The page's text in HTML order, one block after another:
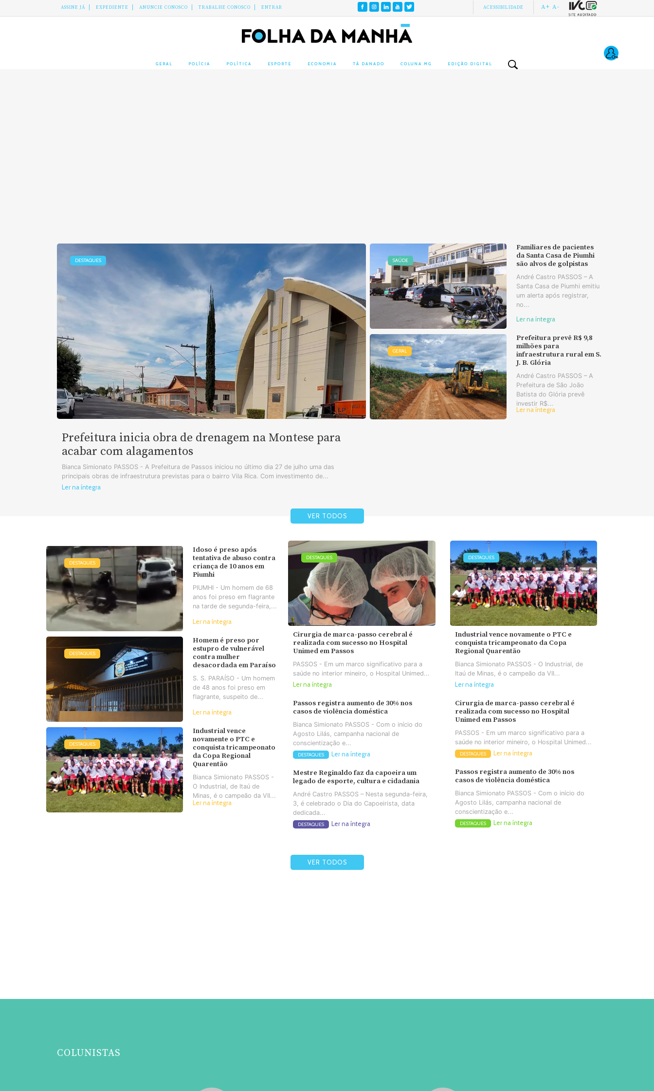
ASSINE JÁ EXPEDIENTE ANUNCIE CONOSCO TRABALHE CONOSCO ENTRAR ACESSIBILIDADE A+ A-
GERAL POLÍCIA POLÍTICA ESPORTE ECONOMIA TÁ DANADO COLUNA MG EDIÇÃO DIGITAL
DESTAQUES
Prefeitura inicia obra de drenagem na Montese para
acabar com alagamentos
Bianca Simionato PASSOS - A Prefeitura de Passos iniciou no último dia 27 de julho uma das
principais obras de infraestrutura previstas para o bairro Vila Rica. Com investimento de...
Ler na íntegra
SAÚDE
Familiares de pacientes
da Santa Casa de Piumhi
são alvos de golpistas
André Castro PASSOS – A
Santa Casa de Piumhi emitiu
um alerta após registrar,
no...
Ler na íntegra
GERAL
Prefeitura prevê R$ 9,8
milhões para
infraestrutura rural em S.
J. B. Glória
André Castro PASSOS – A
Prefeitura de São João
Batista do Glória prevê
investir R$...
Ler na íntegra
VER TODOS
DESTAQUES
Idoso é preso após
tentativa de abuso contra
criança de 10 anos em
Piumhi
PIUMHI - Um homem de 68
anos foi preso em flagrante
na tarde de segunda-feira,...
Ler na íntegra
DESTAQUES
Homem é preso por
estupro de vulnerável
contra mulher
desacordada em Paraíso
S. S. PARAÍSO - Um homem
de 48 anos foi preso em
flagrante, suspeito de...
Ler na íntegra
DESTAQUES
Industrial vence
novamente o PTC e
conquista tricampeonato
da Copa Regional
Quarentão
Bianca Simionato PASSOS -
O Industrial, de Itaú de
Minas, é o campeão da VII...
Ler na íntegra
DESTAQUES
Cirurgia de marca-passo cerebral é
realizada com sucesso no Hospital
Unimed em Passos
PASSOS - Em um marco significativo para a
saúde no interior mineiro, o Hospital Unimed...
Ler na íntegra
Passos registra aumento de 30% nos
casos de violência doméstica
Bianca Simionato PASSOS - Com o início do
Agosto Lilás, campanha nacional de
conscientização e...
DESTAQUES Ler na íntegra
Mestre Reginaldo faz da capoeira um
legado de esporte, cultura e cidadania
André Castro PASSOS – Nesta segunda-feira,
3, é celebrado o Dia do Capoeirista, data
dedicada...
DESTAQUES Ler na íntegra
DESTAQUES
Industrial vence novamente o PTC e
conquista tricampeonato da Copa
Regional Quarentão
Bianca Simionato PASSOS - O Industrial, de
Itaú de Minas, é o campeão da VII...
Ler na íntegra
Cirurgia de marca-passo cerebral é
realizada com sucesso no Hospital
Unimed em Passos
PASSOS - Em um marco significativo para a
saúde no interior mineiro, o Hospital Unimed...
DESTAQUES Ler na íntegra
Passos registra aumento de 30% nos
casos de violência doméstica
Bianca Simionato PASSOS - Com o início do
Agosto Lilás, campanha nacional de
conscientização e...
DESTAQUES Ler na íntegra
VER TODOS
COLUNISTAS